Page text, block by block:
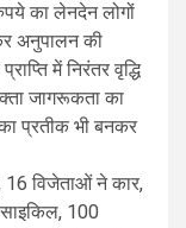
का लेनदेन लोगों
अनुपालन की
में निरंतर वृद्धि
जागरूकता का
प्रतीक भी बनकर
16 विजेताओं ने कार,
100